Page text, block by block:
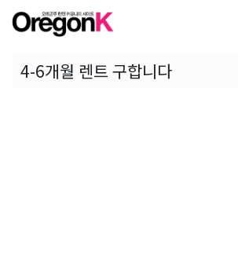
4-6개월 렌트 구합니다